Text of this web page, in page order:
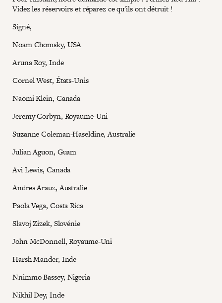
Videz les réservoirs et réparez ce qu'ils ont détruit !
Signé,
Noam Chomsky, USA
Aruna Roy, Inde
Cornel West, États-Unis
Naomi Klein, Canada
Jeremy Corbyn, Royaume-Uni
Suzanne Coleman-Haseldine, Australie
Julian Aguon, Guam
Avi Lewis, Canada
Andres Arauz, Australie
Paola Vega, Costa Rica
Slavoj Zizek, Slovénie
John McDonnell, Royaume-Uni
Harsh Mander, Inde
Nnimmo Bassey, Nigeria
Nikhil Dey, Inde